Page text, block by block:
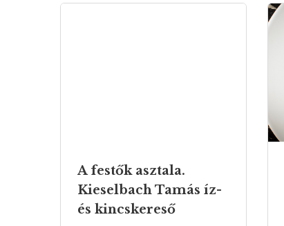
A festők asztala.
Kieselbach Tamás íz-
és kincskereső